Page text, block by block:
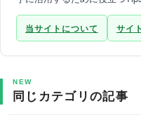
当サイトについて サイ
NEW
同じカテゴリの記事